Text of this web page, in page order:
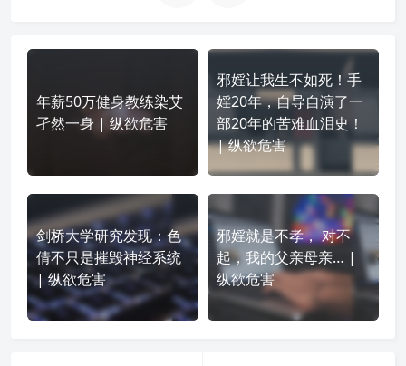
年薪50万健身教练染艾
孑然一身 | 纵欲危害
邪婬让我生不如死！手
婬20年，自导自演了一
部20年的苦难血泪史！
| 纵欲危害
剑桥大学研究发现：色
倩不只是摧毁神经系统
| 纵欲危害
邪婬就是不孝， 对不
起，我的父亲母亲… |
纵欲危害